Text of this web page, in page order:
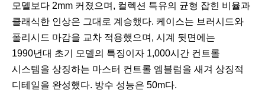
모델보다 2mm 커졌으며, 컬렉션 특유의 균형 잡힌 비율과
클래식한 인상은 그대로 계승했다. 케이스는 브러시드와
폴리시드 마감을 교차 적용했으며, 시계 뒷면에는
1990년대 초기 모델의 특징이자 1,000시간 컨트롤
시스템을 상징하는 마스터 컨트롤 엠블럼을 새겨 상징적
디테일을 완성했다. 방수 성능은 50m다.